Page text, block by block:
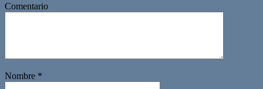
Comentario
Nombre *